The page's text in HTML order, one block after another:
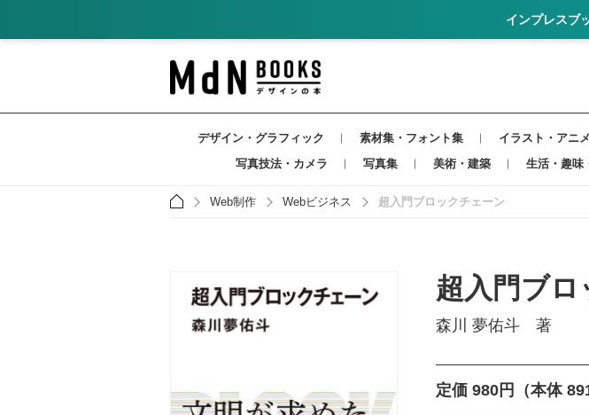
インプレスブ
デザイン・グラフィック 素材集・フォント集 イラスト・アニメ
写真技法・カメラ
写真集 美術・建築 生活・趣味
Web制作 Webビジネス 超入門ブロックチェーン
超入門ブ
森川 夢佑斗 著
定価 980円 （本体